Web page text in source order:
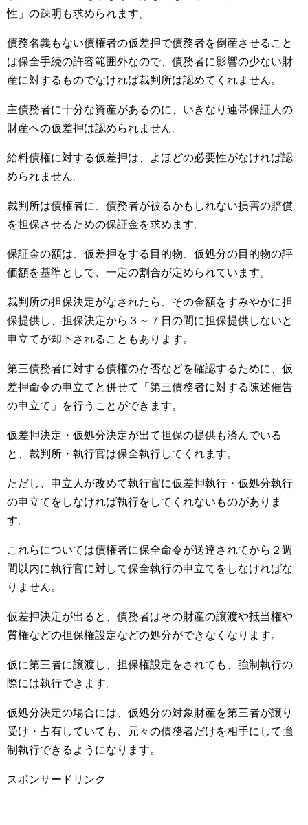
性」の疎明も求められます。
債務名義もない債権者の仮差押で債務者を倒産させること
は保全手続の許容範囲外なので、債務者に影響の少ない財
産に対するものでなければ裁判所は認めてくれません。
主債務者に十分な資産があるのに、いきなり連帯保証人の
財産への仮差押は認められません。
給料債権に対する仮差押は、よほどの必要性がなければ認
められません。
裁判所は債権者に、債務者が被るかもしれない損害の賠償
を担保させるための保証金を求めます。
保証金の額は、仮差押をする目的物、仮処分の目的物の評
価額を基準として、一定の割合が定められています。
裁判所の担保決定がなされたら、その金額をすみやかに担
保提供し、担保決定から３～７日の間に担保提供しないと
申立てが却下されることもあります。
第三債務者に対する債権の存否などを確認するために、仮
差押命令の申立てと併せて「第三債務者に対する陳述催告
の申立て」を行うことができます。
仮差押決定・仮処分決定が出て担保の提供も済んでいる
と、裁判所・執行官は保全執行してくれます。
ただし、申立人が改めて執行官に仮差押執行・仮処分執行
の申立てをしなければ執行をしてくれないものがありま
す。
これらについては債権者に保全命令が送達されてから２週
間以内に執行官に対して保全執行の申立てをしなければな
りません。
仮差押決定が出ると、債務者はその財産の譲渡や抵当権や
質権などの担保権設定などの処分ができなくなります。
仮に第三者に譲渡し、担保権設定をされても、強制執行の
際には執行できます。
仮処分決定の場合には、仮処分の対象財産を第三者が譲り
受け・占有していても、元々の債務者だけを相手にして強
制執行できるようになります。
スポンサードリンク